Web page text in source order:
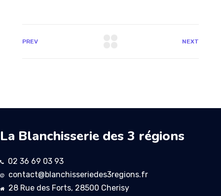
PREV NEXT
La Blanchisserie des 3 régions
02 36 69 03 93
contact@blanchisseriedes3regions.fr
28 Rue des Forts, 28500 Cherisy